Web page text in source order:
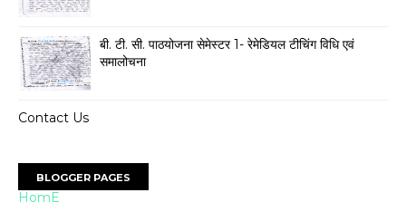
बी. टी. सी. पाठयोजना सेमेस्टर 1- रेमेडियल टीचिंग विधि एवं
समालोचना
Contact Us
BLOGGER PAGES
HomE